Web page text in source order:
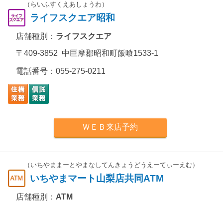
（らいふすくえあしょうわ）
ライフスクエア昭和
店舗種別： ライフスクエア
〒409-3852 中巨摩郡昭和町飯喰1533-1
電話番号： 055-275-0211
ＷＥＢ来店予約
（いちやままーとやまなしてんきょうどうえーてぃーえむ）
いちやまマート山梨店共同ATM
店舗種別： ATM